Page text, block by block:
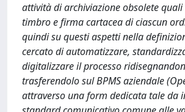
attività di archiviazione obsolete
timbro e firma cartacea di ciascun
quindi su questi aspetti nella
cercato di automatizzare,
digitalizzare il processo
trasferendolo sul BPMS aziendale
attraverso una form dedicata tale da